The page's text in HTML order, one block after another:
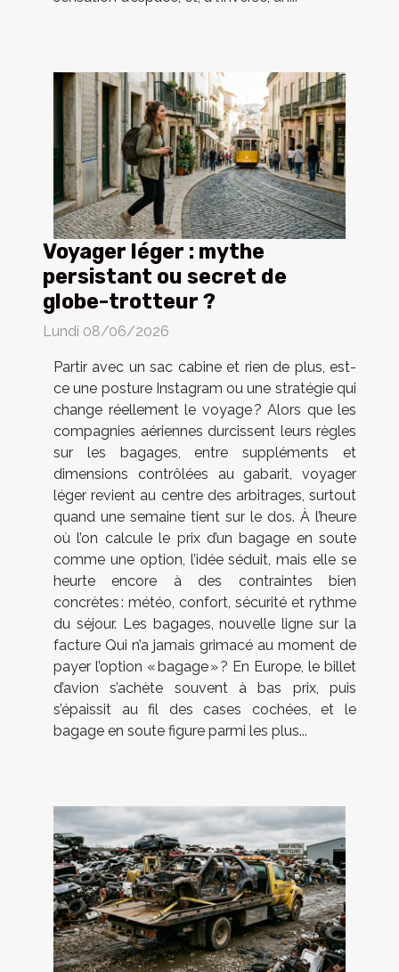
Voyager léger : mythe
persistant ou secret de
globe-trotteur ?
Lundi 08/06/2026
Partir avec un sac cabine et rien de plus, est-
ce une posture Instagram ou une stratégie qui
change réellement le voyage ? Alors que les
compagnies aériennes durcissent leurs règles
sur les bagages, entre suppléments et
dimensions contrôlées au gabarit, voyager
léger revient au centre des arbitrages, surtout
quand une semaine tient sur le dos. À l’heure
où l’on calcule le prix d’un bagage en soute
comme une option, l’idée séduit, mais elle se
heurte encore à des contraintes bien
concrètes : météo, confort, sécurité et rythme
du séjour. Les bagages, nouvelle ligne sur la
facture Qui n’a jamais grimacé au moment de
payer l’option « bagage » ? En Europe, le billet
d’avion s’achète souvent à bas prix, puis
s’épaissit au fil des cases cochées, et le
bagage en soute figure parmi les plus...